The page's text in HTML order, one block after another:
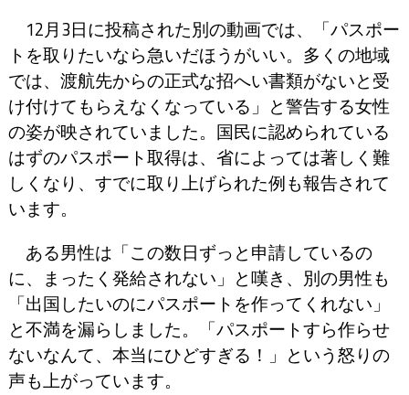
12月3日に投稿された別の動画では、「パスポー
トを取りたいなら急いだほうがいい。多くの地域
では、渡航先からの正式な招へい書類がないと受
け付けてもらえなくなっている」と警告する女性
の姿が映されていました。国民に認められている
はずのパスポート取得は、省によっては著しく難
しくなり、すでに取り上げられた例も報告されて
います。
ある男性は「この数日ずっと申請しているの
に、まったく発給されない」と嘆き、別の男性も
「出国したいのにパスポートを作ってくれない」
と不満を漏らしました。「パスポートすら作らせ
ないなんて、本当にひどすぎる！」という怒りの
声も上がっています。